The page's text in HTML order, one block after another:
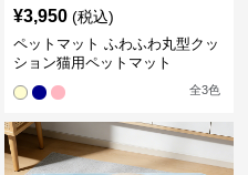
¥3,950 (税込)
ペットマット ふわふわ丸型クッ
ション猫用ペットマット
全3色